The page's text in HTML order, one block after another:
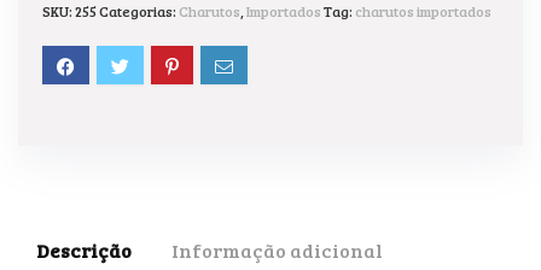
SKU:255Categorias: Charutos ImportadosTag: charutos importados
Descrição Informação adicional